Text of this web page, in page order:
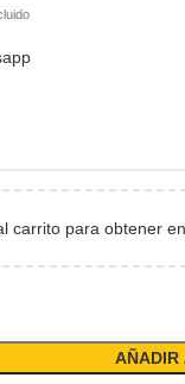
carrito para obtener
AÑADIR